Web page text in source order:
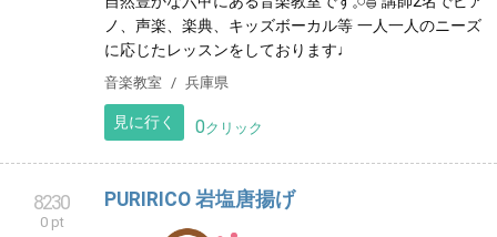
ノ、声楽、楽典、キッズボーカル等 一人一人のニーズ
に応じたレッスンをしております♩
音楽教室 兵庫県
見に行く 0クリック
8230
0 pt
PURIRICO 岩塩唐揚げ